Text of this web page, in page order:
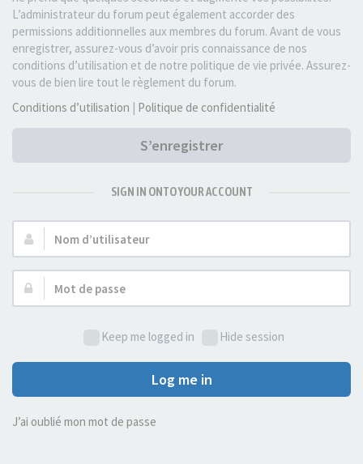
L’administrateur du forum peut également accorder des
permissions additionnelles aux membres du forum. Avant de vous
enregistrer, assurez-vous d’avoir pris connaissance de nos
conditions d’utilisation et de notre politique de vie privée. Assurez-
vous de bien lire tout le règlement du forum.
Conditions d’utilisation | Politique de confidentialité
S’enregistrer
SIGN IN ONTO YOUR ACCOUNT
Nom
d’utilisateur :
Mot
de
Keep me logged in
Hide session
Log me in
J’ai oublié mon mot de passe